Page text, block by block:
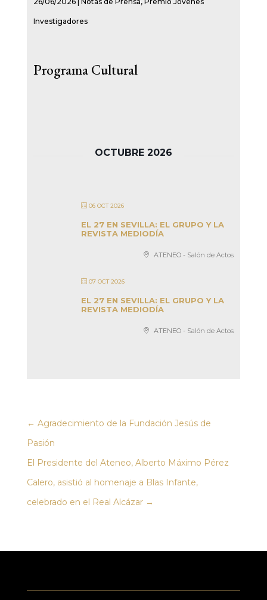
Investigadores
Programa Cultural
OCTUBRE 2026
06 OCT 2026
EL 27 EN SEVILLA: EL GRUPO Y LA
REVISTA MEDIODÍA
ATENEO - Salón de Actos
07 OCT 2026
EL 27 EN SEVILLA: EL GRUPO Y LA
REVISTA MEDIODÍA
ATENEO - Salón de Actos
← Agradecimiento de la Fundación Jesús de
Pasión
El Presidente del Ateneo, Alberto Máximo Pérez
Calero, asistió al homenaje a Blas Infante,
celebrado en el Real Alcázar→